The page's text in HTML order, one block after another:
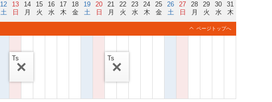
12
土
13
日
14
月
15
火
16
水
17
木
18
金
19
土
20
日
21
月
22
火
23
水
24
木
25
金
26
土
27
日
28
月
29
火
30
水
31
木
ページトップへ
Ts Ts